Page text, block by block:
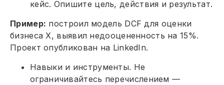
кейс. Опишите цель, действия и результат.
Пример: построил модель DCF для оценки
бизнеса Х, выявил недооцененность на 15%.
Проект опубликован на LinkedIn.
Навыки и инструменты. Не
ограничивайтесь перечислением —